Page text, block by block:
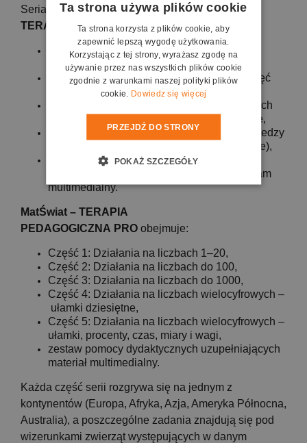
Seria multimedialnych programówMatŚwiat –
TERAPIA PEDAGOGICZNA PROumożliwia:
przeprowadzenie przesiewowej diagnozy
dotyczącej trudności matematycznych,
wspomaganie terapii pedagogicznej np. zajęć
korekcyjno-kompensacyjnych,
urozmaicenie zajęć dydaktycznych, na których
dzieci kształtują umiejętności matematyczne,
urozmaicenie zajęć wyrównujących braki wiedzy
z zakresu matematyki (zajęcia wyrównawcze),
korzystanie z ponad 1000 kart pracy
obejmujących materiał uzupełniający program
multimedialny.
MatŚwiat – TERAPIA
PEDAGOGICZNA PRO obejmuje:
Część 1: Działania na liczbach 1–20,
Część 2: Działania na liczbach do 100,
Część 3: Działania na liczbach do 1000,
Część 4: Działania na liczbach wielocyfrowych –
ułamki dziesiętne,
Część 5: Działania na liczbach wielocyfrowych –
ułamki, procenty, czas, miary i wagi,
zestaw pomocy dydaktycznych uzupełniających
materiał multimedialny.
Każda część serii rozgrywa się na jednym z
kontynentów (Europa, Afryka, Azja, Ameryka Północna,
Australia), a poszczególne zadania znajdują się pod
wizerunkami zwierząt występujących w danym
Ta strona używa plików cookie
Ta strona korzysta z plików cookie, aby
zapewnić lepszą wygodę użytkowania.
Korzystając z tej strony, wyrażasz zgodę na
używanie przez nas wszystkich plików cookie
zgodnie z warunkami naszej polityki plików
cookie. Dowiedz się więcej
PRZEJDŹ DO STRONY
POKAŻ SZCZEGÓŁY